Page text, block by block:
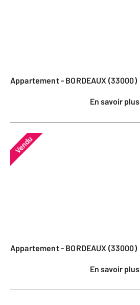
Appartement - BORDEAUX (33000)
En savoir plus
Vendu
Appartement - BORDEAUX (33000)
En savoir plus